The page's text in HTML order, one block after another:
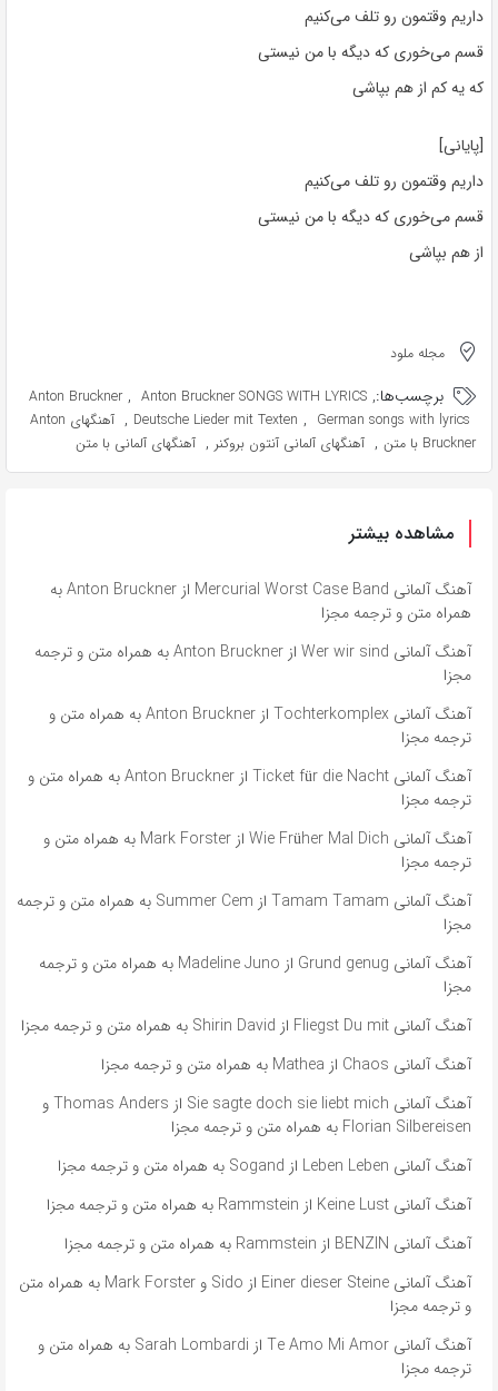
داریم وقتمون رو تلف می‌کنیم
قسم می‌خوری که دیگه با من نیستی
که یه کم از هم بپاشی
[پایانی]
داریم وقتمون رو تلف می‌کنیم
قسم می‌خوری که دیگه با من نیستی
از هم بپاشی
مجله ملود
برچسب‌ها: Anton Bruckner , Anton Bruckner SONGS WITH LYRICS ,
Deutsche Lieder mit Texten , German songs with lyrics
,
آهنگهای Anton
Bruckner با متن
, آهنگهای آلمانی آنتون بروکنر , آهنگهای آلمانی با متن
مشاهده بیشتر
آهنگ آلمانی Mercurial Worst Case Band از Anton Bruckner به
همراه متن و ترجمه مجزا
آهنگ آلمانی Wer wir sind از Anton Bruckner به همراه متن و ترجمه
مجزا
آهنگ آلمانی Tochterkomplex از Anton Bruckner به همراه متن و
ترجمه مجزا
آهنگ آلمانی Ticket für die Nacht از Anton Bruckner به همراه متن و
ترجمه مجزا
آهنگ آلمانی Wie Früher Mal Dich از Mark Forster به همراه متن و
ترجمه مجزا
آهنگ آلمانی ​​Tamam Tamam از Summer Cem به همراه متن و ترجمه
مجزا
آهنگ آلمانی ​​Grund genug از Madeline Juno به همراه متن و ترجمه
مجزا
آهنگ آلمانی Fliegst Du mit از Shirin David به همراه متن و ترجمه مجزا
آهنگ آلمانی Chaos از Mathea به همراه متن و ترجمه مجزا
آهنگ آلمانی ​​Sie sagte doch sie liebt mich از Thomas Anders و
Florian Silbereisen به همراه متن و ترجمه مجزا
آهنگ آلمانی Leben Leben از Sogand به همراه متن و ترجمه مجزا
آهنگ آلمانی Keine Lust از Rammstein به همراه متن و ترجمه مجزا
آهنگ آلمانی BENZIN از Rammstein به همراه متن و ترجمه مجزا
آهنگ آلمانی ​​Einer dieser Steine از Sido و Mark Forster به همراه متن
و ترجمه مجزا
آهنگ آلمانی ​​Te Amo Mi Amor از Sarah Lombardi به همراه متن و
ترجمه مجزا